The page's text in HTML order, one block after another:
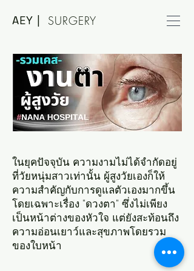
SURGERY
AEY |
ในยุคปัจจุบัน ความงามไม่ได้จำกัดอยู่
ที่วัยหนุ่มสาวเท่านั้น ผู้สูงวัยเองก็ให้
ความสำคัญกับการดูแลตัวเองมากขึ้น
โดยเฉพาะเรื่อง "ดวงตา" ซึ่งไม่เพียง
เป็นหน้าต่างของหัวใจ แต่ยังสะท้อนถึง
ความอ่อนเยาว์และสุขภาพโดยรวม
ของใบหน้า